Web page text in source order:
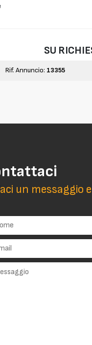
SU
Rif. Annuncio: 13355
un messaggio